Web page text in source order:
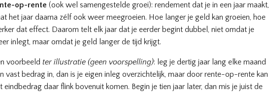
op-rente (ook wel samengestelde groei): rendement dat je in een jaar maakt,
het jaar daarna zélf ook weer meegroeien. Hoe langer je geld kan groeien, hoe
dat effect. Daarom telt elk jaar dat je eerder begint dubbel, niet omdat je
inlegt, maar omdat je geld langer de tijd krijgt.
voorbeeld ter illustratie (geen voorspelling): leg je dertig jaar lang elke maand
vast bedrag in, dan is je eigen inleg overzichtelijk, maar door rente-op-rente kan
eindbedrag daar flink bovenuit komen. Begin je tien jaar later, dan mis je juist de